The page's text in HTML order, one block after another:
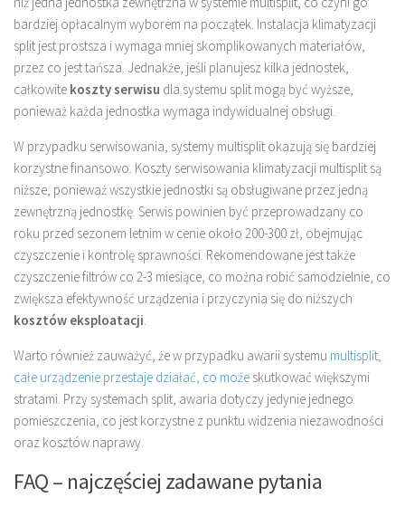
bardziej opłacalnym wyborem na początek. Instalacja klimatyzacji
split jest prostsza i wymaga mniej skomplikowanych materiałów,
przez co jest tańsza. Jednakże, jeśli planujesz kilka jednostek,
całkowite koszty serwisu dla systemu split mogą być wyższe,
ponieważ każda jednostka wymaga indywidualnej obsługi.
W przypadku serwisowania, systemy multisplit okazują się bardziej
korzystne finansowo. Koszty serwisowania klimatyzacji multisplit są
niższe, ponieważ wszystkie jednostki są obsługiwane przez jedną
zewnętrzną jednostkę. Serwis powinien być przeprowadzany co
roku przed sezonem letnim w cenie około 200-300 zł, obejmując
czyszczenie i kontrolę sprawności. Rekomendowane jest także
czyszczenie filtrów co 2-3 miesiące, co można robić samodzielnie, co
zwiększa efektywność urządzenia i przyczynia się do niższych
kosztów eksploatacji.
Warto również zauważyć, że w przypadku awarii systemu multisplit,
całe urządzenie przestaje działać, co może skutkować większymi
stratami. Przy systemach split, awaria dotyczy jedynie jednego
pomieszczenia, co jest korzystne z punktu widzenia niezawodności
oraz kosztów naprawy.
FAQ – najczęściej zadawane pytania